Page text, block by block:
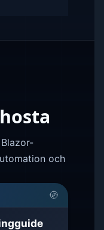
och